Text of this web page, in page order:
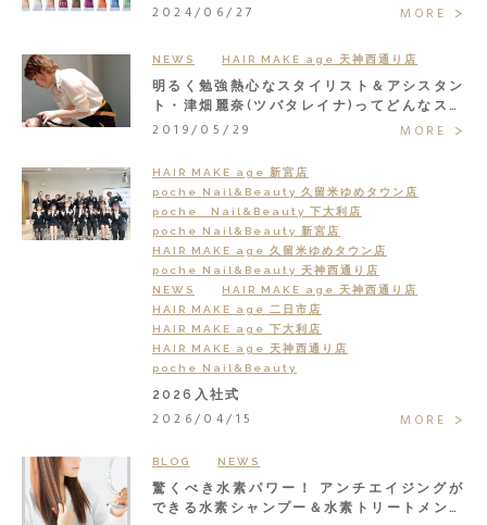
2024/06/27 MORE
NEWS HAIR MAKE age 天神西通り店
明るく勉強熱心なスタイリスト＆アシスタン
ト・津畑麗奈(ツバタレイナ)ってどんなスタ
ッフ？
2019/05/29 MORE
HAIR MAKE age 新宮店
poche Nail&Beauty 久留米ゆめタウン店
poche Nail&Beauty 下大利店
poche Nail&Beauty 新宮店
HAIR MAKE age 久留米ゆめタウン店
poche Nail&Beauty 天神西通り店
NEWS
HAIR MAKE age 天神西通り店
HAIR MAKE age 二日市店
HAIR MAKE age 下大利店
HAIR MAKE age 天神西通り店
poche Nail&Beauty
2026入社式
2026/04/15 MORE
BLOG NEWS
驚くべき水素パワー！ アンチエイジングが
できる水素シャンプー＆水素トリートメント